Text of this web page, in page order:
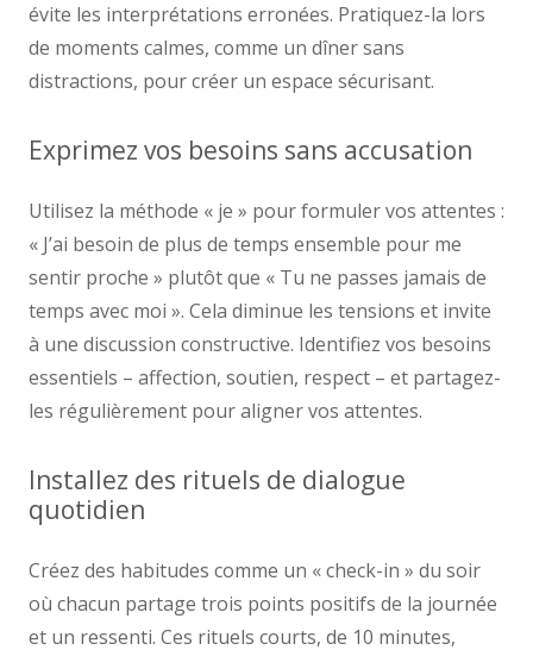
évite les interprétations erronées. Pratiquez-la lors
de moments calmes, comme un dîner sans
distractions, pour créer un espace sécurisant.
Exprimez vos besoins sans accusation
Utilisez la méthode « je » pour formuler vos attentes :
« J’ai besoin de plus de temps ensemble pour me
sentir proche » plutôt que « Tu ne passes jamais de
temps avec moi ». Cela diminue les tensions et invite
à une discussion constructive. Identifiez vos besoins
essentiels – affection, soutien, respect – et partagez-
les régulièrement pour aligner vos attentes.
Installez des rituels de dialogue
quotidien
Créez des habitudes comme un « check-in » du soir
où chacun partage trois points positifs de la journée
et un ressenti. Ces rituels courts, de 10 minutes,